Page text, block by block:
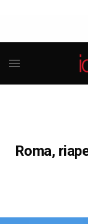
Roma,